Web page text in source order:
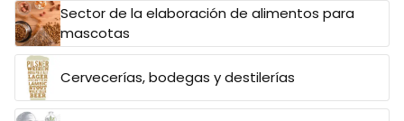
Sector de la elaboración de alimentos para
mascotas
Cervecerías, bodegas y destilerías